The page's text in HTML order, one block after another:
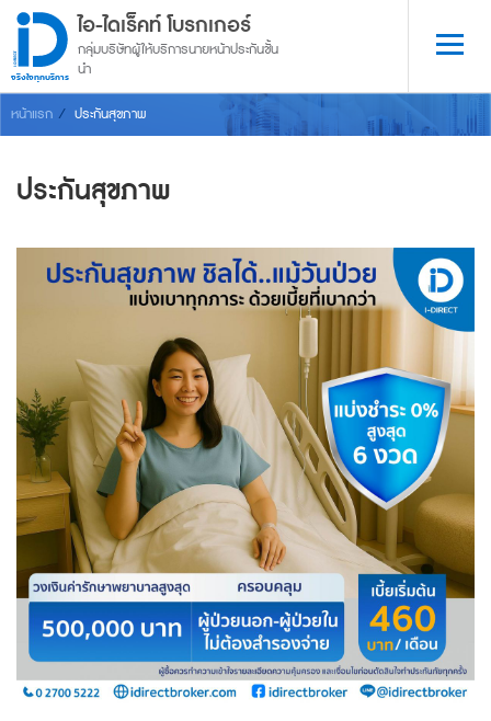
จริงใจทุกบริการ
ไอ-ไดเร็คท์ โบรกเกอร์
กลุ่มบริษัทผู้ให้บริการนายหน้าประกันชั้น
นำ
หน้าแรก ประกันสุขภาพ
ประกันสุขภาพ